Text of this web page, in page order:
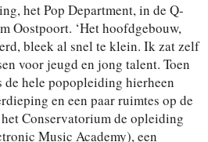
het Pop Department, in de Q-
Oostpoort. ‘Het hoofdgebouw,
bleek al snel te klein. Ik zat zelf
voor jeugd en jong talent. Toen
de hele popopleiding hierheen
en een paar ruimtes op de
Conservatorium de opleiding
Music Academy), een